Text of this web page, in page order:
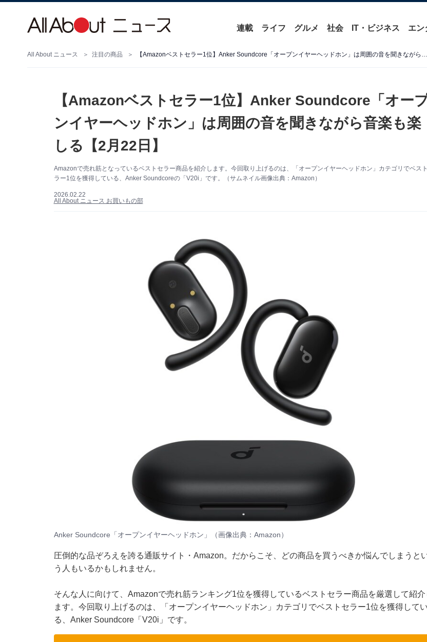
連載 ライフ グルメ 社会 IT・ビジネス エン
All About ニュース 注目の商品 【Amazonベストセラー1位】Anker Soundcore「オープンイヤーヘッドホン」は周囲の音を聞きながら音楽も楽しる【2月22日】
【Amazonベストセラー1位】Anker Soundcore「オー
ンイヤーヘッドホン」は周囲の音を聞きながら音楽も楽
しる【2月22日】
Amazonで売れ筋となっているベストセラー商品を紹介します。今回取り上げるのは、「オープンイヤーヘッドホン」カテゴリでベス
ラー1位を獲得している、Anker Soundcoreの「V20i」です。（サムネイル画像出典：Amazon）
2026.02.22
All About ニュース お買いもの部
Anker Soundcore「オープンイヤーヘッドホン」（画像出典：Amazon）
圧倒的な品ぞろえを誇る通販サイト・Amazon。だからこそ、どの商品を買うべきか悩んでしまうと
う人もいるかもしれません。
そんな人に向けて、Amazonで売れ筋ランキング1位を獲得しているベストセラー商品を厳選して紹介
ます。今回取り上げるのは、「オープンイヤーヘッドホン」カテゴリでベストセラー1位を獲得してい
る、Anker Soundcore「V20i」です。